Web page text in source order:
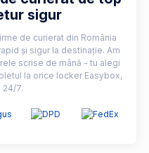
sigur
de curierat din România
și sigur la destinație. Am
scrise de mână - tu alegi
la orice locker Easybox,
7.